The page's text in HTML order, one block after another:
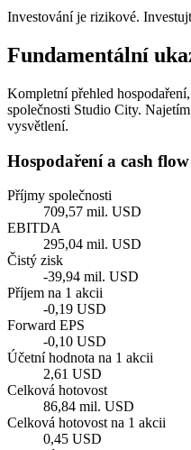
Investování je rizikové.
Fundamentální
Kompletní přehled
společnosti Studio City.
vysvětlení.
Hospodaření a cash flow
Příjmy společnosti
709,57 mil. USD
EBITDA
295,04 mil. USD
Čistý zisk
-39,94 mil. USD
Příjem na 1 akcii
-0,19 USD
Forward EPS
-0,10 USD
Účetní hodnota na 1 akcii
2,61 USD
Celková hotovost
86,84 mil. USD
Celková hotovost na 1 akcii
0,45 USD